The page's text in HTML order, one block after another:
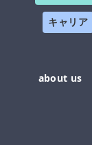
キャリア
about us